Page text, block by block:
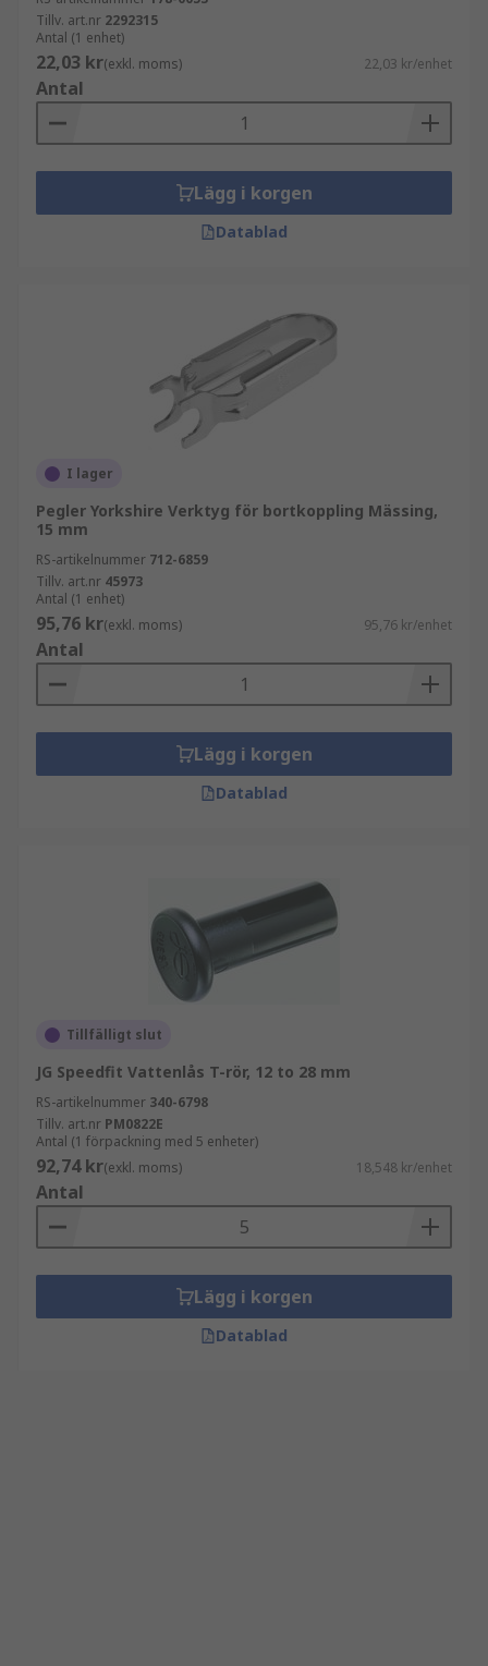
Tillv. art.nr 2292315
Antal (1 enhet)
22,03 kr(exkl. moms) 22,03 kr/enhet
Antal
Lägg i korgen
Datablad
I lager
Pegler Yorkshire Verktyg för bortkoppling Mässing,
15 mm
RS-artikelnummer 712-6859
Tillv. art.nr 45973
Antal (1 enhet)
95,76 kr(exkl. moms) 95,76 kr/enhet
Antal
Lägg i korgen
Datablad
Tillfälligt slut
JG Speedfit Vattenlås T-rör, 12 to 28 mm
RS-artikelnummer 340-6798
Tillv. art.nr PM0822E
Antal (1 förpackning med 5 enheter)
92,74 kr(exkl. moms) 18,548 kr/enhet
Antal
Lägg i korgen
Datablad